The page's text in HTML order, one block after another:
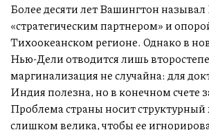
Более десяти лет Вашингтон
«стратегическим партнером» и
Тихоокеанском регионе. Однако в
Нью-Дели отводится лишь
маргинализация не случайна: для
Индия полезна, но в конечном счете
Проблема страны носит структурный
слишком велика, чтобы ее